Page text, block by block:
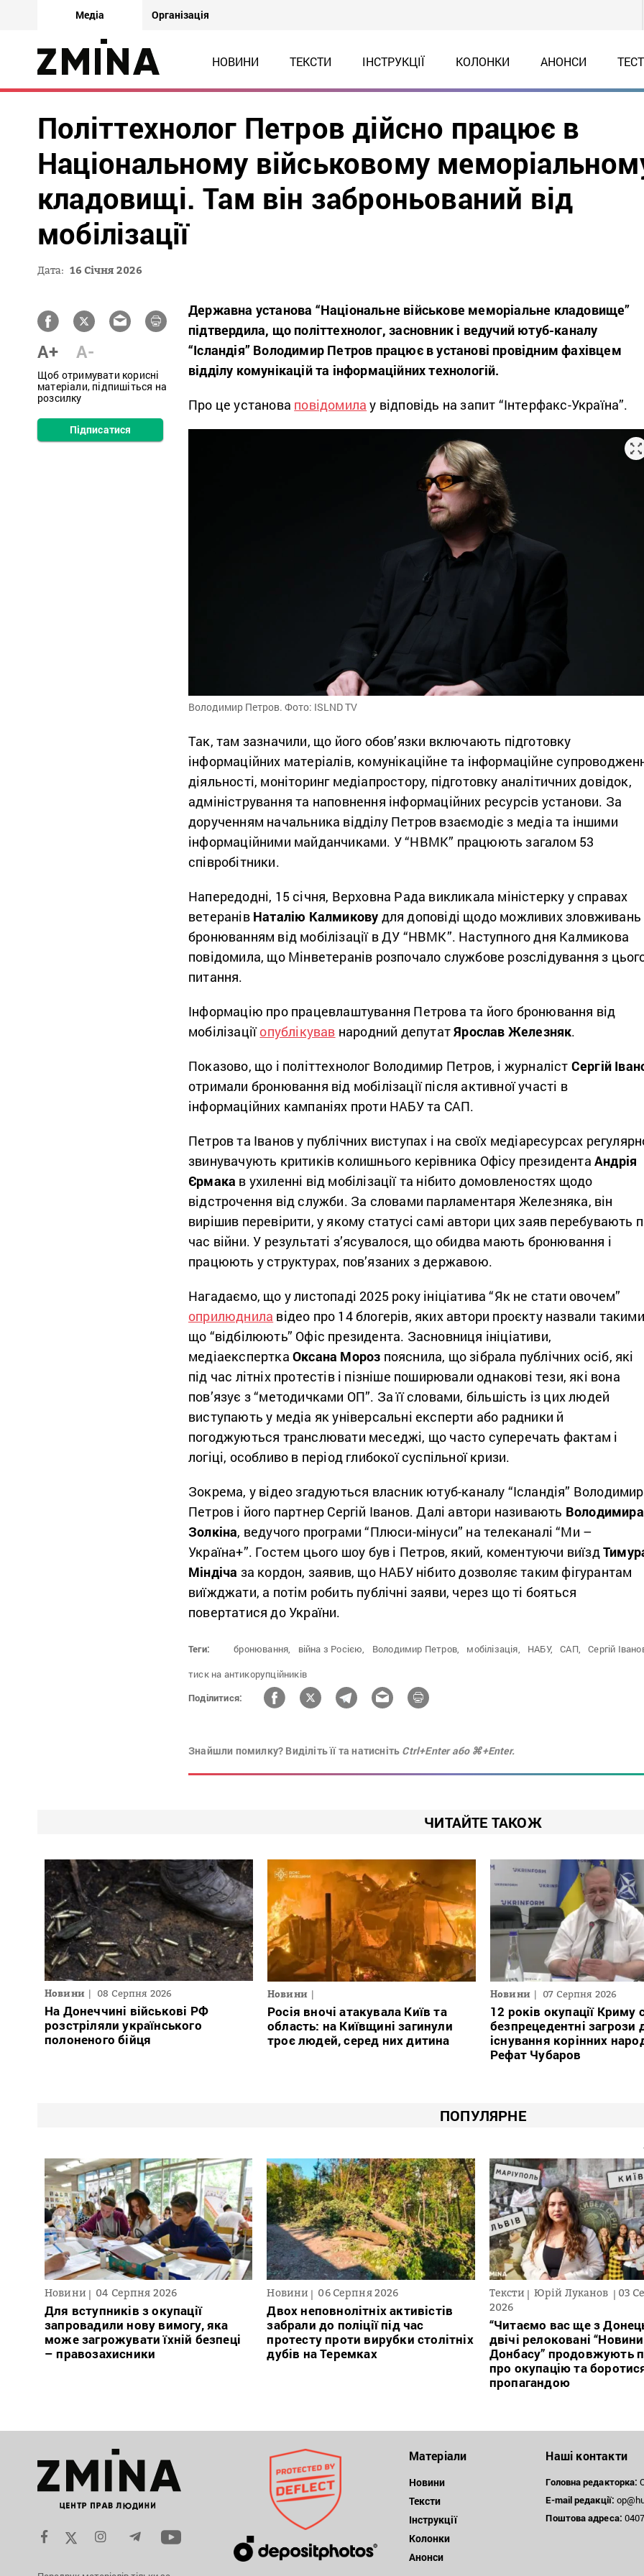
Медіа Організація
НОВИНИ ТЕКСТИ ІНСТРУКЦІЇ КОЛОНКИ АНОНСИ
Політтехнолог Петров дійсно працює в
Національному військовому
кладовищі. Там він заброньований від
мобілізації
Дата: 16 Січня 2026
A+ A-
Щоб отримувати корисні
матеріали, підпишіться на
розсилку
Підписатися
Державна установа “Національне військове меморіальне кладовище”
підтвердила, що політтехнолог, засновник і ведучий ютуб-каналу
“Ісландія” Володимир Петров працює в установі провідним фахівцем
відділу комунікацій та інформаційних технологій.
Про це установа повідомила у відповідь на запит “Інтерфакс-Україна”.
Володимир Петров. Фото: ISLND TV
Так, там зазначили, що його обов’язки включають підготовку
інформаційних матеріалів, комунікаційне та інформаційне
діяльності, моніторинг медіапростору, підготовку аналітичних довідок,
адміністрування та наповнення інформаційних ресурсів установи. За
дорученням начальника відділу Петров взаємодіє з медіа та іншими
інформаційними майданчиками. У “НВМК” працюють загалом 53
співробітники.
Напередодні, 15 січня, Верховна Рада викликала міністерку у справах
ветеранів Наталію Калмикову для доповіді щодо можливих зловживань
бронюванням від мобілізації в ДУ “НВМК”. Наступного дня Калмикова
повідомила, що Мінветеранів розпочало службове розслідування з
питання.
Інформацію про працевлаштування Петрова та його бронювання від
мобілізаціїопублікував народний депутатЯрослав Железняк.
Показово, що і політтехнолог Володимир Петров, і журналіст Сергій
отримали бронювання від мобілізації після активної участі в
інформаційних кампаніях проти НАБУ та САП.
Петров та Іванов у публічних виступах і на своїх медіаресурсах
звинувачують критиків колишнього керівника Офісу президента Андрія
Єрмака в ухиленні від мобілізації та нібито домовленостях щодо
відстрочення від служби. За словами парламентаря Железняка, він
вирішив перевірити, у якому статусі самі автори цих заяв перебувають
час війни. У результаті з’ясувалося, що обидва мають бронювання і
працюють у структурах, пов’язаних з державою.
Нагадаємо, що у листопаді 2025 року ініціатива “Як не стати овочем”
оприлюднила відео про 14 блогерів, яких автори проєкту назвали
що “відбілюють” Офіс президента. Засновниця ініціативи,
медіаекспертка Оксана Мороз пояснила, що зібрала публічних осіб, які
під час літніх протестів і пізніше поширювали однакові тези, які вона
пов’язує з “методичками ОП”. За її словами, більшість із цих людей
виступають у медіа як універсальні експерти або радники й
погоджуються транслювати меседжі, що часто суперечать фактам і
логіці, особливо в період глибокої суспільної кризи.
Зокрема, у відео згадуються власник ютуб-каналу “Ісландія” Володимир
Петров і його партнер Сергій Іванов. Далі автори називають Володимира
Золкіна, ведучого програми “Плюси-мінуси” на телеканалі “Ми –
Україна+”. Гостем цього шоу був і Петров, який, коментуючи виїзд
Міндіча за кордон, заявив, що НАБУ нібито дозволяє таким фігурантам
виїжджати, а потім робить публічні заяви, через що ті бояться
повертатися до України.
Теги: бронювання, війна з Росією, Володимир Петров, мобілізація, НАБУ, САП,
Сергій
тиск на антикорупційників
Поділитися:
Знайшли помилку? Виділіть її та натисніть Ctrl+Enter або ⌘+Enter.
ЧИТАЙТЕ ТАКОЖ
Новини 08 Серпня 2026
На Донеччині військові РФ
розстріляли українського
полоненого бійця
Новини
Росія вночі атакувала Київ та
область: на Київщині загинули
троє людей, серед них дитина
Новини 07 Серпня 2026
12 років окупації Криму
безпрецедентні загрози
існування корінних
Рефат Чубаров
ПОПУЛЯРНЕ
Новини 04 Серпня 2026
Для вступників з окупації
запровадили нову вимогу, яка
може загрожувати їхній безпеці
– правозахисники
Новини 06 Серпня 2026
Двох неповнолітніх активістів
забрали до поліції під час
протесту проти вирубки столітніх
дубів на Теремках
Тексти Юрій Луканов
03
2026
“Читаємо вас ще з
двічі релоковані “Новини
Донбасу” продовжують
про окупацію та
пропагандою
Матеріали
Новини
Тексти
Інструкції
Колонки
Анонси
Наші контакти
Головна редакторка:
E-mail редакції:
Поштоваадреса: